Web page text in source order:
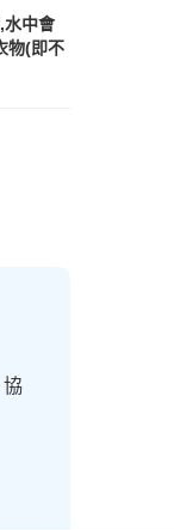
水中會
物(即不
協